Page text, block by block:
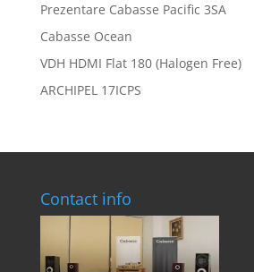
Prezentare Cabasse Pacific 3SA
Cabasse Ocean
VDH HDMI Flat 180 (Halogen Free)
ARCHIPEL 17ICPS
Contact info